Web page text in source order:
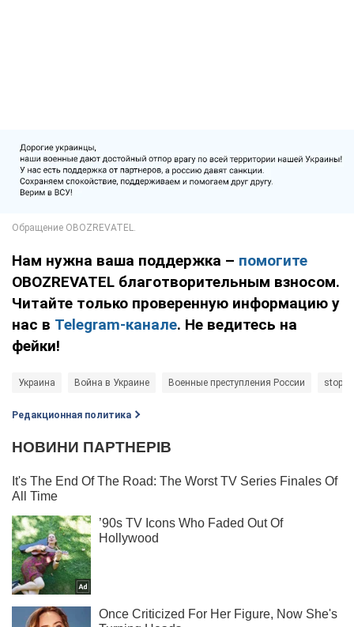
Нам нужна ваша поддержка – помогите
OBOZREVATEL благотворительным взносом.
Читайте только проверенную информацию у
нас в Telegram-канале. Не ведитесь на
фейки!
Украина Война в Украине Военные преступления России
Редакционная политика